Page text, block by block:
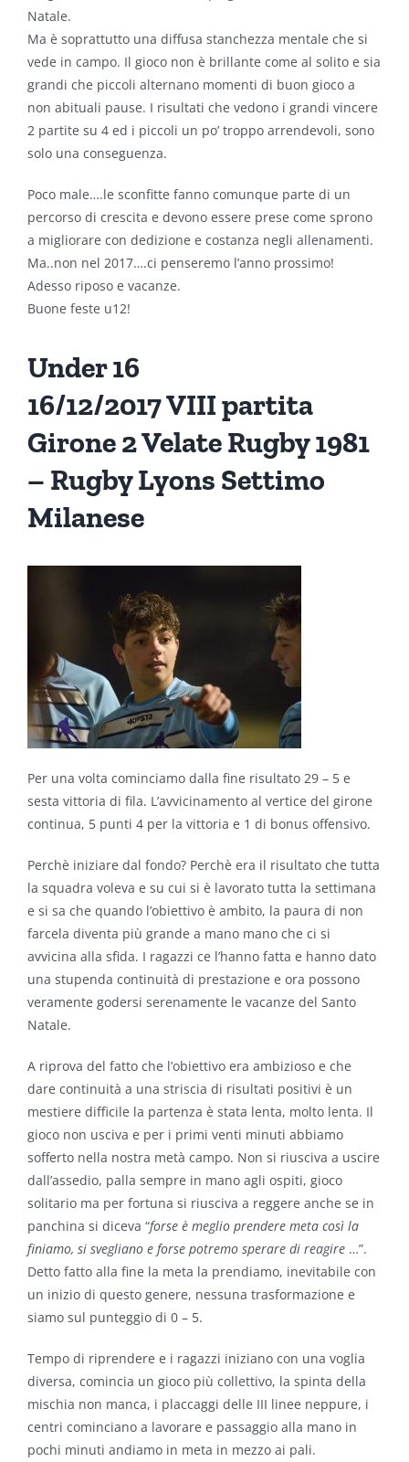
Natale.
Ma è soprattutto una diffusa stanchezza mentale che si
vede in campo. Il gioco non è brillante come al solito e sia
grandi che piccoli alternano momenti di buon gioco a
non abituali pause. I risultati che vedono i grandi vincere
2 partite su 4 ed i piccoli un po’ troppo arrendevoli, sono
solo una conseguenza.
Poco male….le sconfitte fanno comunque parte di un
percorso di crescita e devono essere prese come sprono
a migliorare con dedizione e costanza negli allenamenti.
Ma..non nel 2017….ci penseremo l’anno prossimo!
Adesso riposo e vacanze.
Buone feste u12!
Under 16
16/12/2017 VIII partita
Girone 2 Velate Rugby 1981
– Rugby Lyons Settimo
Milanese
Per una volta cominciamo dalla fine risultato 29 – 5 e
sesta vittoria di fila. L’avvicinamento al vertice del girone
continua, 5 punti 4 per la vittoria e 1 di bonus offensivo.
Perchè iniziare dal fondo? Perchè era il risultato che tutta
la squadra voleva e su cui si è lavorato tutta la settimana
e si sa che quando l’obiettivo è ambito, la paura di non
farcela diventa più grande a mano mano che ci si
avvicina alla sfida. I ragazzi ce l’hanno fatta e hanno dato
una stupenda continuità di prestazione e ora possono
veramente godersi serenamente le vacanze del Santo
Natale.
A riprova del fatto che l’obiettivo era ambizioso e che
dare continuità a una striscia di risultati positivi è un
mestiere difficile la partenza è stata lenta, molto lenta. Il
gioco non usciva e per i primi venti minuti abbiamo
sofferto nella nostra metà campo. Non si riusciva a uscire
dall’assedio, palla sempre in mano agli ospiti, gioco
solitario ma per fortuna si riusciva a reggere anche se in
panchina si diceva “forse è meglio prendere meta così la
finiamo, si svegliano e forse potremo sperare di reagire …”.
Detto fatto alla fine la meta la prendiamo, inevitabile con
un inizio di questo genere, nessuna trasformazione e
siamo sul punteggio di 0 – 5.
Tempo di riprendere e i ragazzi iniziano con una voglia
diversa, comincia un gioco più collettivo, la spinta della
mischia non manca, i placcaggi delle III linee neppure, i
centri cominciano a lavorare e passaggio alla mano in
pochi minuti andiamo in meta in mezzo ai pali.